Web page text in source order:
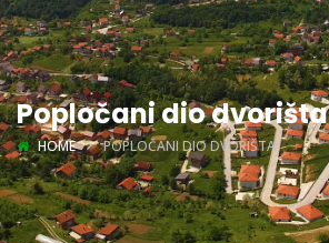
Popločani dio dvorišta
HOME POPLOČANI DIO DVORIŠTA